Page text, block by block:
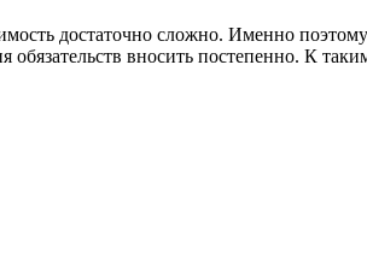
достаточно сложно. Именно
вносить постепенно. К